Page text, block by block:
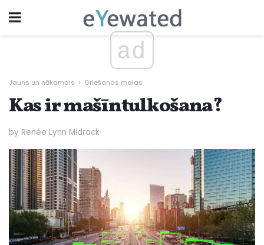
ad
Jauns un nākamais Griešanas malas
Kas ir mašīntulkošana?
by Renée Lynn Midrack